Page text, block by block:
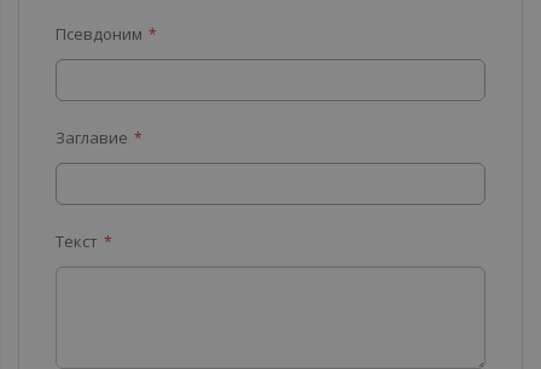
звезда
звезди
звезди
звезди
звезди
Псевдоним
Заглавие
Текст